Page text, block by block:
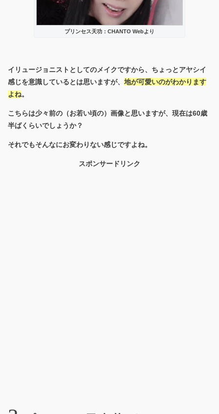
プリンセス天功：CHANTO Webより
イリュージョニストとしてのメイクですから、ちょっとアヤシイ
感じを意識しているとは思いますが、 地が可愛いのがわかります
よね。
こちらは少々前の（お若い頃の）画像と思いますが、現在は60歳
半ばくらいでしょうか？
それでもそんなにお変わりない感じですよね。
スポンサードリンク